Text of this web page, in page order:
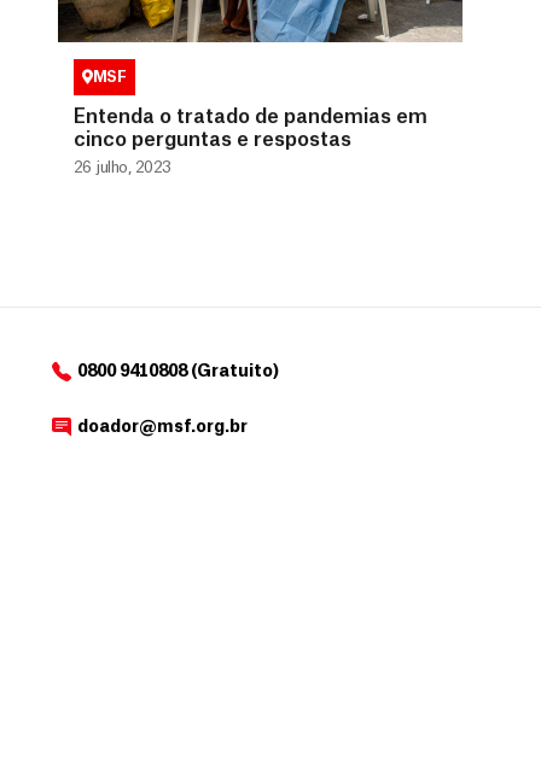
MSF
Entenda o tratado de pandemias em
cinco perguntas e respostas
26 julho, 2023
0800 9410808 (Gratuito)
doador@msf.org.br